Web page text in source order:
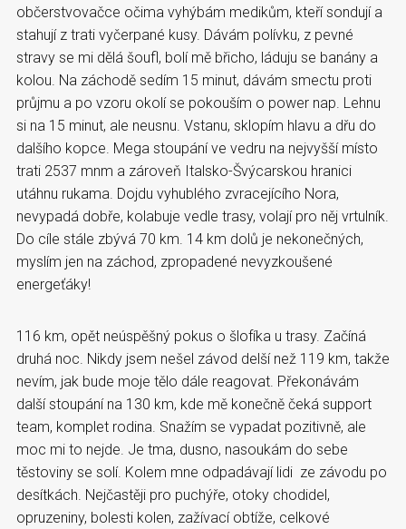
občerstvovačce očima vyhýbám medikům, kteří sondují a
stahují z trati vyčerpané kusy. Dávám polívku, z pevné
stravy se mi dělá šoufl, bolí mě břicho, láduju se banány a
kolou. Na záchodě sedím 15 minut, dávám smectu proti
průjmu a po vzoru okolí se pokouším o power nap. Lehnu
si na 15 minut, ale neusnu. Vstanu, sklopím hlavu a dřu do
dalšího kopce. Mega stoupání ve vedru na nejvyšší místo
trati 2537 mnm a zároveň Italsko-Švýcarskou hranici
utáhnu rukama. Dojdu vyhublého zvracejícího Nora,
nevypadá dobře, kolabuje vedle trasy, volají pro něj vrtulník.
Do cíle stále zbývá 70 km. 14 km dolů je nekonečných,
myslím jen na záchod, zpropadené nevyzkoušené
energeťáky!
116 km, opět neúspěšný pokus o šlofíka u trasy. Začíná
druhá noc. Nikdy jsem nešel závod delší než 119 km, takže
nevím, jak bude moje tělo dále reagovat. Překonávám
další stoupání na 130 km, kde mě konečně čeká support
team, komplet rodina. Snažím se vypadat pozitivně, ale
moc mi to nejde. Je tma, dusno, nasoukám do sebe
těstoviny se solí. Kolem mne odpadávají lidi ze závodu po
desítkách. Nejčastěji pro puchýře, otoky chodidel,
opruzeniny, bolesti kolen, zažívací obtíže, celkové